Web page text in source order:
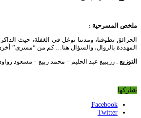
ملخص المسرحية :
الحرائق تطوقنا، ومدننا توغل في الغفلة، حيث
المهددة بالزوال، والسؤال هنا… كم من “مسرى”
التوزيع : زريبيع عبد الحليم – محمد ربيع – مسعود
شاركها
Facebook
Twitter